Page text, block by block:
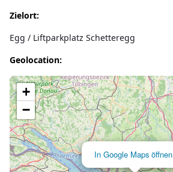
Zielort:
Egg / Liftparkplatz Schetteregg
Geolocation:
Lade Karte...
In Google Maps öffnen
+
−